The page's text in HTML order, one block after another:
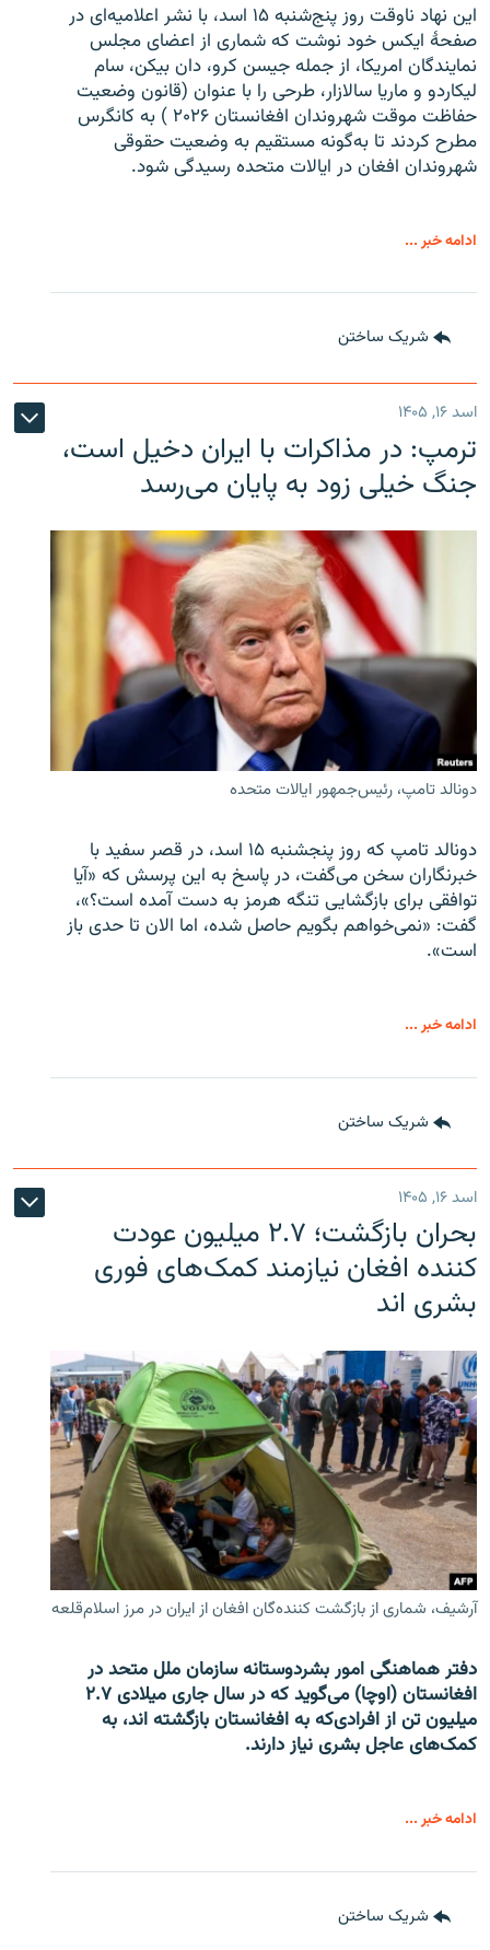
این نهاد ناوقت روز پنج‌شنبه ۱۵ اسد، با نشر اعلامیه‌ای در
صفحۀ ایکس خود نوشت که شماری از اعضای مجلس
نمایندگان امریکا، از جمله جیسن کرو، دان بیکن، سام
لیکاردو و ماریا سالازار، طرحی را با عنوان (قانون وضعیت
حفاظت موقت شهروندان افغانستان ۲۰۲۶ ) به کانگرس
مطرح کردند تا به‌گونه مستقیم به وضعیت حقوقی
شهروندان افغان در ایالات متحده رسیدگی شود.
ادامه خبر ...
شریک ساختن
اسد ۱۶, ۱۴۰۵
ترمپ: در مذاکرات با ایران دخیل است،
جنگ خیلی زود به پایان می‌رسد
دونالد تامپ، رئیس‌جمهور ایالات متحده
دونالد تامپ که روز پنجشنبه ۱۵ اسد، در قصر سفید با
خبرنگاران سخن می‌گفت، در پاسخ به این پرسش که «آیا
توافقی برای بازگشایی تنگه هرمز به دست آمده است؟»،
گفت: «نمی‌خواهم بگویم حاصل شده، اما الان تا حدی باز
است».
ادامه خبر ...
شریک ساختن
اسد ۱۶, ۱۴۰۵
بحران بازگشت؛ ۲.۷ میلیون عودت
کننده افغان نیازمند کمک‌های فوری
بشری اند
آرشیف، شماری از بازگشت کننده‌گان افغان از ایران در مرز اسلام‌قلعه
دفتر هماهنگی امور بشردوستانه سازمان ملل متحد در
افغانستان (اوچا) می‌گوید که در سال جاری میلادی ۲.۷
میلیون تن از افرادی‌که به افغانستان بازگشته اند، به
کمک‌های عاجل بشری نیاز دارند.
ادامه خبر ...
شریک ساختن